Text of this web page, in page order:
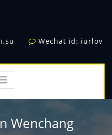
Wechat id: iurlov
TOGGLE
NAVIGATION
Wenchang